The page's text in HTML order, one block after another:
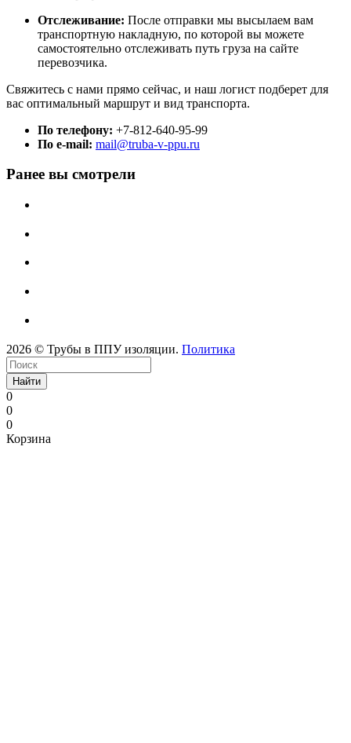
Отслеживание: После отправки мы высылаем вам
транспортную накладную, по которой вы можете
самостоятельно отслеживать путь груза на сайте
перевозчика.
Свяжитесь с нами прямо сейчас, и наш логист подберет для
вас оптимальный маршрут и вид транспорта.
По телефону: +7-812-640-95-99
По e-mail: mail@truba-v-ppu.ru
Ранее вы смотрели
2026 © Трубы в ППУ изоляции. Политика
Найти
0
0
0
Корзина